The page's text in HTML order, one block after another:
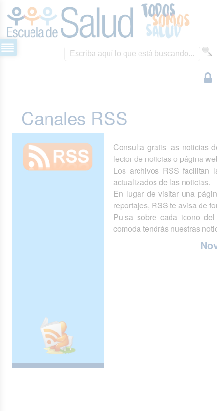
Canales RSS
Consulta gratis las noticias
lector de noticias o página
Los archivos RSS facilitan
actualizados de las noticias.
En lugar de visitar una
reportajes, RSS te avisa de
Pulsa sobre cada icono
comoda tendrás nuestras